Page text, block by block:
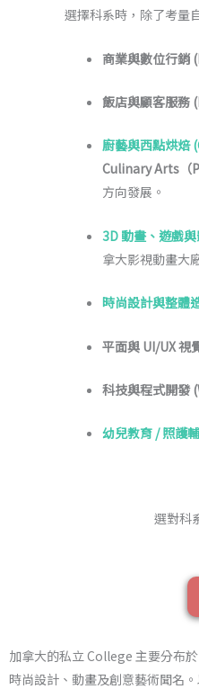
選擇科系時，除了考量
商業與數位行銷
飯店與顧客服務
廚藝與西點烘焙
Culinary Arts（
方向發展。
3D 動畫、遊戲
拿大影視動畫大
時尚設計與整體
平面與 UI/UX 視
科技與程式開發
幼兒教育 / 照護
選對科
加拿大的私立 College 主要分布於
時尚設計、動畫及創意藝術聞名